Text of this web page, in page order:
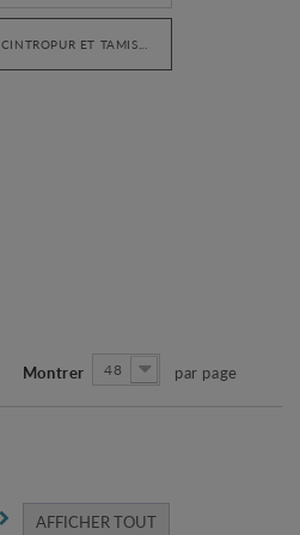
CINTROPUR ET TAMIS...
Montrer 48 par page
AFFICHER TOUT